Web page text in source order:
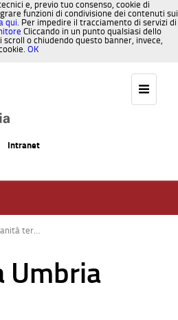
e, previo tuo consenso, cookie di
funzioni di condivisione dei contenuti sui
qui. Per impedire il tracciamento di servizi di
Cliccando in un punto qualsiasi dello
o chiudendo questo banner, invece,
OK
Intranet
Sanità territoriale e PNRR: l’Umbria centra l’obiettivo. Al 30 giugno attivati 25 presìdi tra Case e Ospedali di Comunità
Umbria